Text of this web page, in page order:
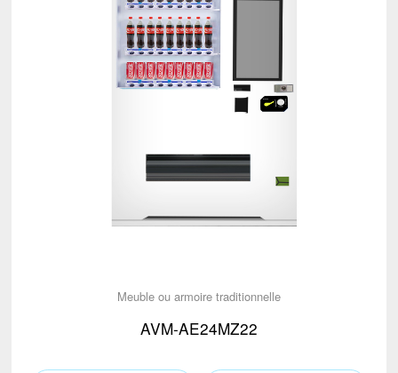
Meuble ou armoire traditionnelle
AVM-AE24MZ22